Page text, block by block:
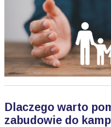
Dlaczego warto
zabudowie do